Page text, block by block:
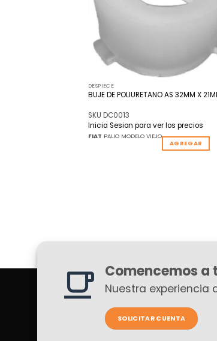
DESPIECE
BUJE DE POLIURETANO AS 32MM X
SKU DC0013
Inicia Sesion para ver los precios
FIAT PALIO MODELO VIEJO
AGREGAR
Comencemos
Nuestra experiencia
SOLICITAR CUENTA